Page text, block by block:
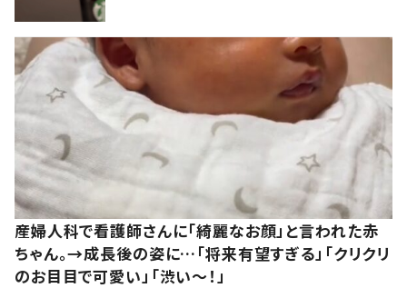
産婦人科で看護師さんに「綺麗なお顔」と言われた赤
ちゃん。→成長後の姿に…「将来有望すぎる」「クリクリ
のお目目で可愛い」「渋い～！」